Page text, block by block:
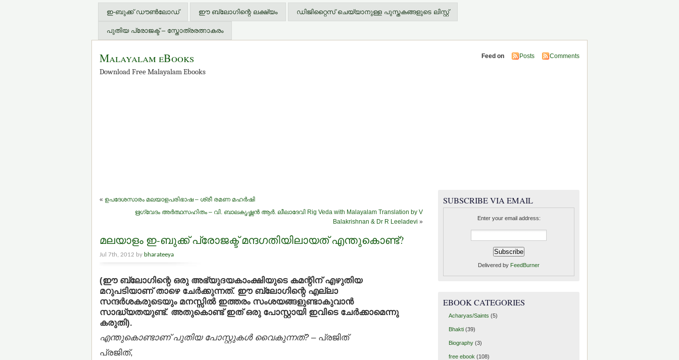
ഇ-ബുക്ക് ഡൗണ്‍ലോഡ് ഈ ബ്ലോഗിന്റെ ലക്ഷ്യം ഡിജിറ്റൈസ് ചെയ്യാനുള്ള പുസ്തകങ്ങളുടെ ലിസ്റ്റ്
പുതിയ പ്രോജക്ട് – സ്തോത്രരത്നാകരം
Malayalam eBooks
Download Free Malayalam Ebooks
Feed on Posts Comments
« ഉപദേശസാരം മലയാളപരിഭാഷ – ശ്രീ രമണ മഹര്‍ഷി
ഋഗ്വേദം അര്‍ത്ഥസഹിതം – വി. ബാലകൃഷ്ണന്‍ ആര്‍. ലീലാദേവി Rig Veda with Malayalam Translation by V
Balakrishnan & Dr R Leeladevi »
മലയാളം ഇ-ബുക്ക് പ്രോജക്ട് മന്ദഗതിയിലായത് എന്തുകൊണ്ട്?
Jul 7th, 2012 by bharateeya
(ഈ ബ്ലോഗിന്റെ ഒരു അഭ്യുദയകാംക്ഷിയുടെ കമന്റിന് എഴുതിയ
മറുപടിയാണ് താഴെ ചേര്‍ക്കുന്നത്. ഈ ബ്ലോഗിന്റെ എല്ലാ
സന്ദര്‍ശകരുടെയും മനസ്സില്‍ ഇത്തരം സംശയങ്ങളുണ്ടാകുവാന്‍
സാദ്ധ്യതയുണ്ട്. അതുകൊണ്ട് ഇത് ഒരു പോസ്റ്റായി ഇവിടെ ചേര്‍ക്കാമെന്നു
കരുതി).
എന്തുകൊണ്ടാണ് പുതിയ പോസ്റ്റുകള്‍ വൈകുന്നത്?– പ്രജിത്
പ്രജിത്,
SUBSCRIBE VIA EMAIL
Enter your email address:
Delivered by FeedBurner
EBOOK CATEGORIES
Acharyas/Saints (5)
Bhakti(39)
Biography(3)
free ebook (108)